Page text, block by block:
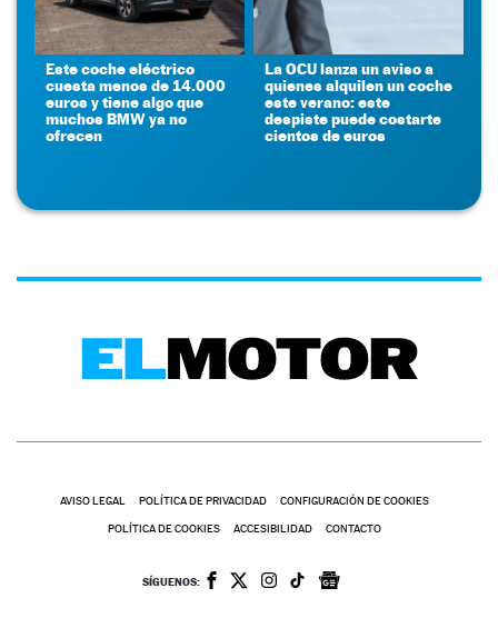
Este coche eléctrico
cuesta menos de 14.000
euros y tiene algo que
muchos BMW ya no
ofrecen
La OCU lanza un aviso a
quienes alquilen un coche
este verano: este
despiste puede costarte
cientos de euros
AVISO LEGAL POLÍTICA DE PRIVACIDAD CONFIGURACIÓN DE COOKIES
POLÍTICA DE COOKIES ACCESIBILIDAD CONTACTO
SÍGUENOS: